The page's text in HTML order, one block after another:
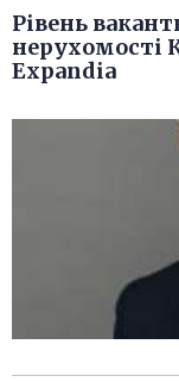
Рівень
нерухомості
Expandia